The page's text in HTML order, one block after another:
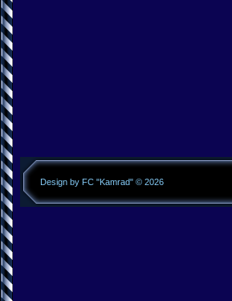
Design by FC "Kamrad" © 2026